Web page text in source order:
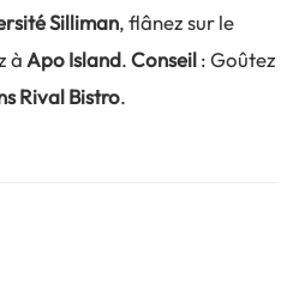
Silliman, flânez sur le
à Apo Island.Conseil: Goûtez
Rival Bistro.